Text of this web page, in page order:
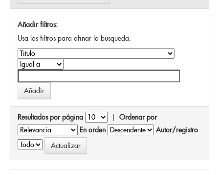
Añadir filtros:
Usa los filtros para afinar la busqueda.
Resultados por página | Ordenar por
En orden
Autor/registro